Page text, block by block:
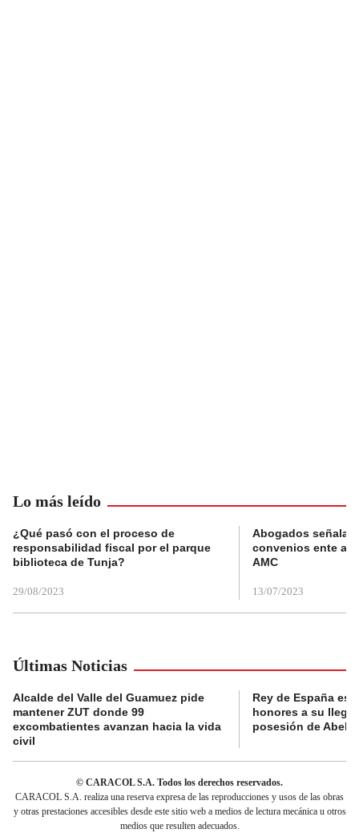
Lo más leído
¿Qué pasó con el proceso de
responsabilidad fiscal por el parque
biblioteca de Tunja?
29/08/2023
Abogados
convenios ente
AMC
13/07/2023
Últimas Noticias
Alcalde del Valle del Guamuez pide
mantener ZUT donde 99
excombatientes avanzan hacia la vida
civil
Rey de España es
honores a su
posesión de
© CARACOL S.A. Todos los derechos reservados.
CARACOL S.A. realiza una reserva expresa de las reproducciones y usos de las obras
y otras prestaciones accesibles desde este sitio web a medios de lectura mecánica u otros
medios que resulten adecuados.